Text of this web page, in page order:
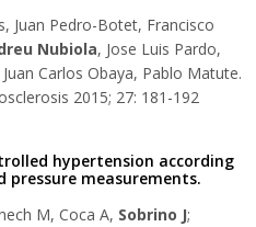
Juan Pedro-Botet, Francisco
Nubiola, Jose Luis Pardo,
Carlos Obaya, Pablo Matute.
2015; 27: 181-192
hypertension according
measurements.
M, Coca A, Sobrino J;